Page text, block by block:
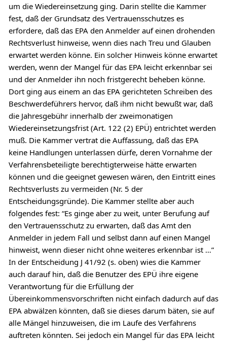
um die Wiedereinsetzung ging. Darin stellte die Kammer
fest, daß der Grundsatz des Vertrauensschutzes es
erfordere, daß das EPA den Anmelder auf einen drohenden
Rechtsverlust hinweise, wenn dies nach Treu und Glauben
erwartet werden könne. Ein solcher Hinweis könne erwartet
werden, wenn der Mangel für das EPA leicht erkennbar sei
und der Anmelder ihn noch fristgerecht beheben könne.
Dort ging aus einem an das EPA gerichteten Schreiben des
Beschwerdeführers hervor, daß ihm nicht bewußt war, daß
die Jahresgebühr innerhalb der zweimonatigen
Wiedereinsetzungsfrist (Art. 122 (2) EPÜ) entrichtet werden
muß. Die Kammer vertrat die Auffassung, daß das EPA
keine Handlungen unterlassen dürfe, deren Vornahme der
Verfahrensbeteiligte berechtigterweise hätte erwarten
können und die geeignet gewesen wären, den Eintritt eines
Rechtsverlusts zu vermeiden (Nr. 5 der
Entscheidungsgründe). Die Kammer stellte aber auch
folgendes fest: “Es ginge aber zu weit, unter Berufung auf
den Vertrauensschutz zu erwarten, daß das Amt den
Anmelder in jedem Fall und selbst dann auf einen Mangel
hinweist, wenn dieser nicht ohne weiteres erkennbar ist …”
In der Entscheidung J 41/92 (s. oben) wies die Kammer
auch darauf hin, daß die Benutzer des EPÜ ihre eigene
Verantwortung für die Erfüllung der
Übereinkommensvorschriften nicht einfach dadurch auf das
EPA abwälzen könnten, daß sie dieses darum bäten, sie auf
alle Mängel hinzuweisen, die im Laufe des Verfahrens
auftreten könnten. Sei jedoch ein Mangel für das EPA leicht